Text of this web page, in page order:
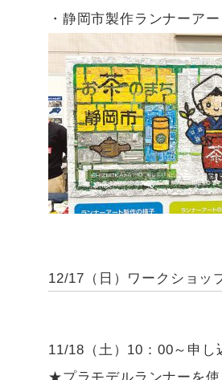
・静岡市製作ランナーアー
12/17（日）ワークショッ
11/18（土）10：00～申し